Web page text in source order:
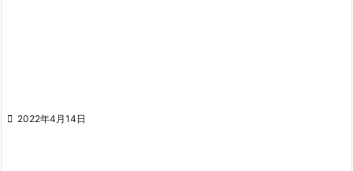
 2022年4月14日